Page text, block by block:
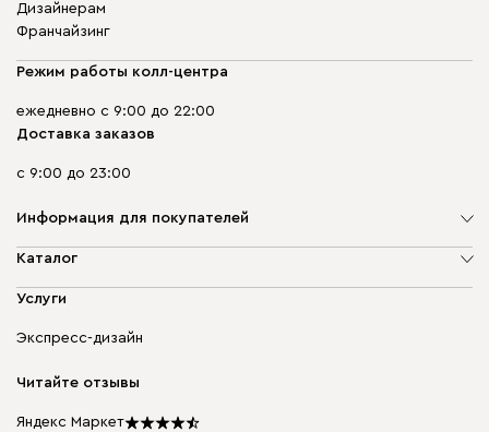
Дизайнерам
Франчайзинг
Режим работы колл-центра
ежедневно с 9:00 до 22:00
Доставка заказов
с 9:00 до 23:00
Информация для покупателей
О компании
Доставка и оплата
диван.клуб
Карьера
Подарочные сертификаты
Каталог
Мягкая мебель
Бескаркасная мебель
Столы и стулья
Услуги
Экспресс-дизайн
Читайте отзывы
Яндекс Маркет